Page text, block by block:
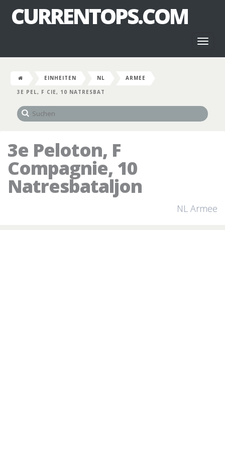
CURRENTOPS.COM
EINHEITEN NL
ARMEE
3E PEL, F CIE, 10 NATRESBAT
3e Peloton, F
Compagnie, 10
Natresbataljon
NL Armee